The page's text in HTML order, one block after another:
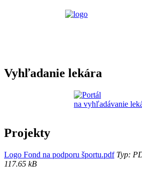
Vyhľadanie lekára
Projekty
Logo Fond na podporu športu.pdfTyp:
117.65 kB